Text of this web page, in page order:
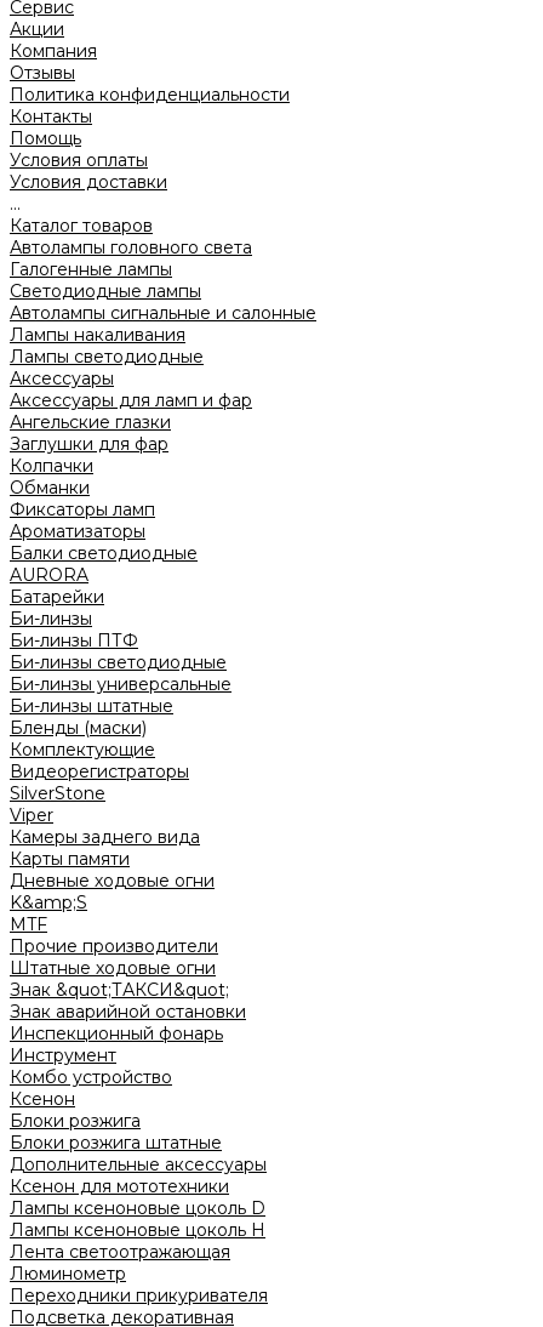
Сервис
Акции
Компания
Отзывы
Политика конфиденциальности
Контакты
Помощь
Условия оплаты
Условия доставки
...
Каталог товаров
Автолампы головного света
Галогенные лампы
Светодиодные лампы
Автолампы сигнальные и салонные
Лампы накаливания
Лампы светодиодные
Аксессуары
Аксессуары для ламп и фар
Ангельские глазки
Заглушки для фар
Колпачки
Обманки
Фиксаторы ламп
Ароматизаторы
Балки светодиодные
AURORA
Батарейки
Би-линзы
Би-линзы ПТФ
Би-линзы светодиодные
Би-линзы универсальные
Би-линзы штатные
Бленды (маски)
Комплектующие
Видеорегистраторы
SilverStone
Viper
Камеры заднего вида
Карты памяти
Дневные ходовые огни
K&amp;S
MTF
Прочие производители
Штатные ходовые огни
Знак &quot;ТАКСИ&quot;
Знак аварийной остановки
Инспекционный фонарь
Инструмент
Комбо устройство
Ксенон
Блоки розжига
Блоки розжига штатные
Дополнительные аксессуары
Ксенон для мототехники
Лампы ксеноновые цоколь D
Лампы ксеноновые цоколь H
Лента светоотражающая
Люминометр
Переходники прикуривателя
Подсветка декоративная